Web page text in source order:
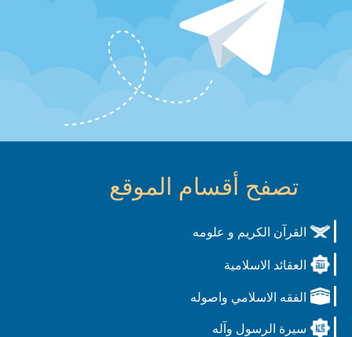
تصفح أقسام الموقع
القرآن الكريم و علومه
العقائد الاسلامية
الفقه الاسلامي واصوله
سيرة الرسول وآله